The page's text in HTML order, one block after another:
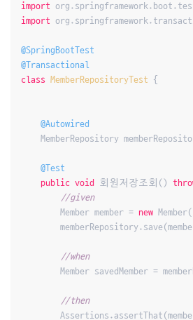
import
import
@SpringBootTest
@Transactional
class MemberRepositoryTest {
@Autowired
MemberRepository
@Test
public void 회원저장조회()
//given
        Member member =
new Member(
//when
Member savedMember =
//then